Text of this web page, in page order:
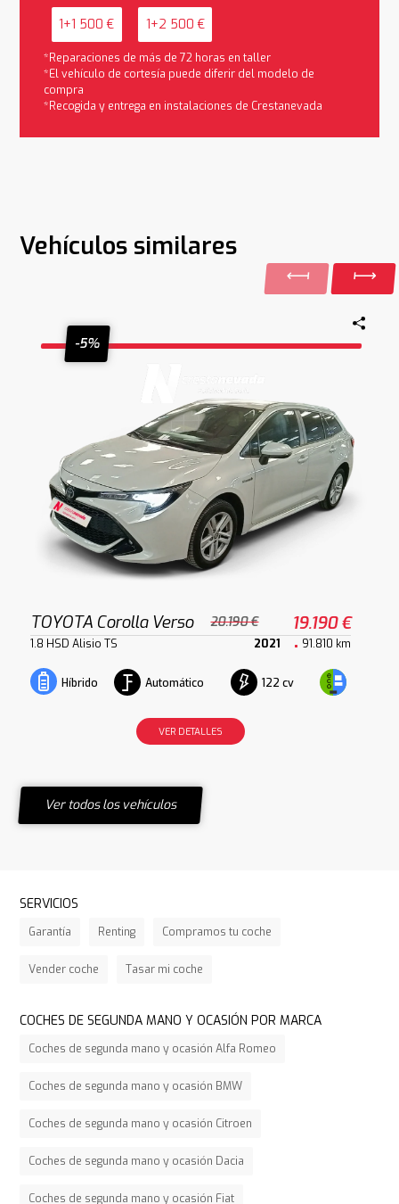
1+1 500 € 1+2 500 €
*Reparaciones de más de 72 horas en taller
*El vehículo de cortesía puede diferir del modelo de
compra
*Recogida y entrega en instalaciones de Crestanevada
Vehículos similares
-5%
TOYOTA Corolla Verso 20.190 € 19.190 €
1.8 HSD Alisio TS 2021 91.810 km
Híbrido Automático 122 cv
VER DETALLES
Ver todos los vehículos
SERVICIOS
Garantía Renting Compramos tu coche
Vender coche Tasar mi coche
COCHES DE SEGUNDA MANO Y OCASIÓN POR MARCA
Coches de segunda mano y ocasión Alfa Romeo
Coches de segunda mano y ocasión BMW
Coches de segunda mano y ocasión Citroen
Coches de segunda mano y ocasión Dacia
Coches de segunda mano y ocasión Fiat